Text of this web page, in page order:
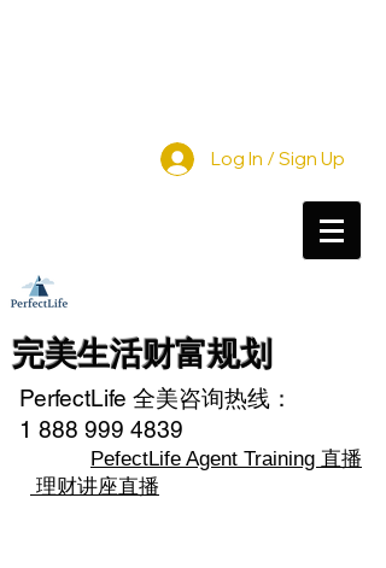
Log In / Sign Up
完美生活财富规划
PerfectLife 全美咨询热线：
1 888 999 4839
PefectLife Agent Training 直播
理财讲座直播